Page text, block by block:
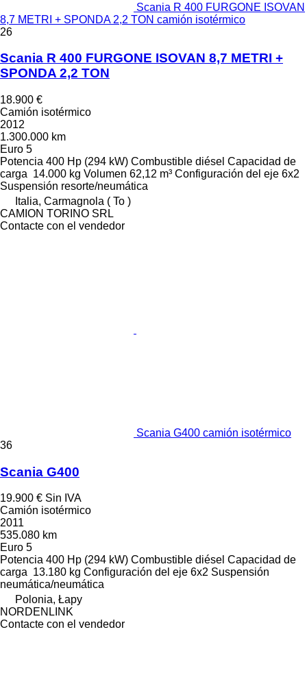
Scania R 400 FURGONE ISOVAN
8,7 METRI + SPONDA 2,2 TON camión isotérmico
26
Scania R 400 FURGONE ISOVAN 8,7 METRI +
SPONDA 2,2 TON
18.900 €
Camión isotérmico
2012
1.300.000 km
Euro 5
Potencia 400 Hp (294 kW) Combustible diésel Capacidad de
carga 14.000 kg Volumen 62,12 m³ Configuración del eje 6x2
Suspensión resorte/neumática
Italia, Carmagnola ( To )
CAMION TORINO SRL
Contacte con el vendedor
Scania G400 camión isotérmico
36
Scania G400
19.900 € Sin IVA
Camión isotérmico
2011
535.080 km
Euro 5
Potencia 400 Hp (294 kW) Combustible diésel Capacidad de
carga 13.180 kg Configuración del eje 6x2 Suspensión
neumática/neumática
Polonia, Łapy
NORDENLINK
Contacte con el vendedor